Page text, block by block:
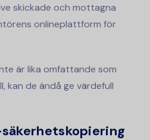
skickade och mottagna
onlineplattform för
är lika omfattande som
kan de ändå ge värdefull